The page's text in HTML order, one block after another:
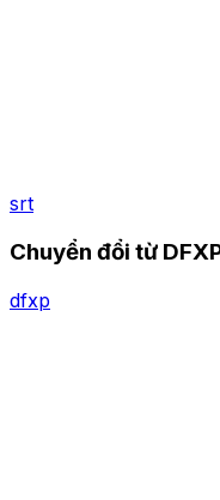
srt
Chuyển đổi từ
dfxp